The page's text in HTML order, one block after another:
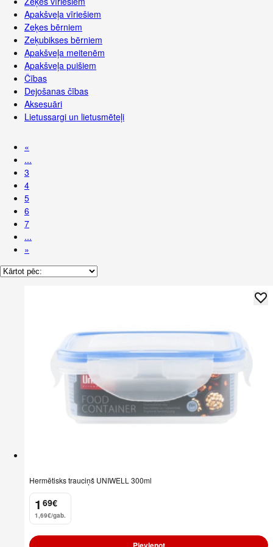
Apakšveļa vīriešiem
Zeķes bērniem
Zeķubikses bērniem
Apakšveļa meitenēm
Apakšveļa puišiem
Čības
Dejošanas čības
Aksesuāri
Lietussargi un lietusmēteļi
«
...
3
4
5
6
7
...
»
Hermētisks trauciņš UNIWELL 300ml
1
. 69€
1,69€/gab.